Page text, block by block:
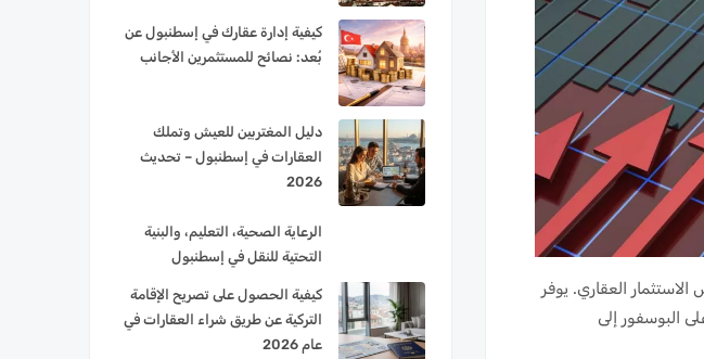
العقاري. يوفر
البوسفور إلى
كيفية إدارة عقارك في إسطنبول عن
بُعد: نصائح للمستثمرين الأجانب
دليل المغتربين للعيش وتملك
العقارات في إسطنبول – تحديث
2026
الرعاية الصحية، التعليم، والبنية
التحتية للنقل في إسطنبول
كيفية الحصول على تصريح الإقامة
التركية عن طريق شراء العقارات في
عام 2026